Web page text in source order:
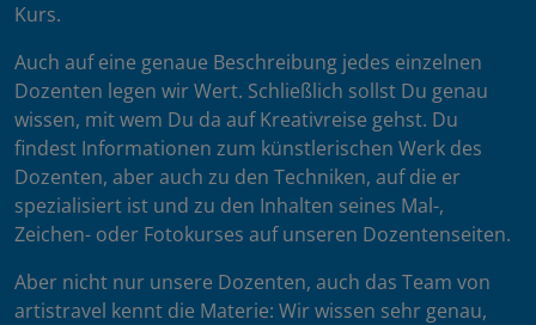
Kurs.
Auch auf eine genaue Beschreibung jedes einzelnen
Dozenten legen wir Wert. Schließlich sollst Du genau
wissen, mit wem Du da auf Kreativreise gehst. Du
findest Informationen zum künstlerischen Werk des
Dozenten, aber auch zu den Techniken, auf die er
spezialisiert ist und zu den Inhalten seines Mal-,
Zeichen- oder Fotokurses auf unseren Dozentenseiten.
Aber nicht nur unsere Dozenten, auch das Team von
artistravel kennt die Materie: Wir wissen sehr genau,